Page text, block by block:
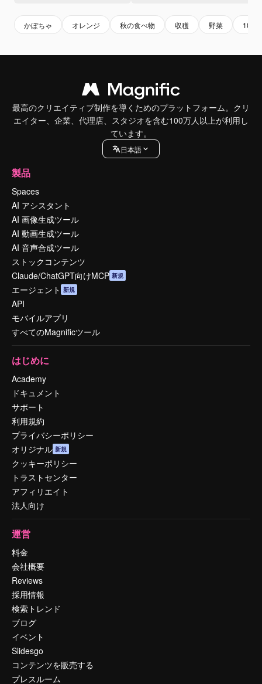
かぼちゃ オレンジ 秋の食べ物 収穫 野菜 10月
最高のクリエイティブ制作を導くためのプラットフォーム。クリ
エイター、企業、代理店、スタジオを含む100万人以上が利用し
ています。
日本語
製品
Spaces
AI アシスタント
AI 画像生成ツール
AI 動画生成ツール
AI 音声合成ツール
ストックコンテンツ
Claude/ChatGPT向けMCP 新規
エージェント 新規
API
モバイルアプリ
すべてのMagnificツール
はじめに
Academy
ドキュメント
サポート
利用規約
プライバシーポリシー
オリジナル 新規
クッキーポリシー
トラストセンター
アフィリエイト
法人向け
運営
料金
会社概要
Reviews
採用情報
検索トレンド
ブログ
イベント
Slidesgo
コンテンツを販売する
プレスルーム